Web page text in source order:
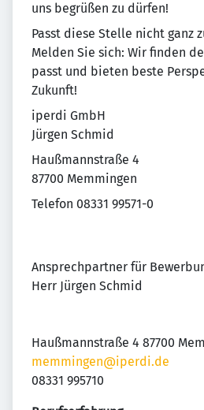
uns begrüßen zu dürfen!
Passt diese Stelle nicht ganz
Melden Sie sich: Wir finden
passt und bieten beste
Zukunft!
iperdi GmbH
Jürgen Schmid
Haußmannstraße 4
87700 Memmingen
Telefon 08331 99571-0
Ansprechpartner für
Herr Jürgen Schmid
Haußmannstraße 4 87700
memmingen@iperdi.de
08331 995710